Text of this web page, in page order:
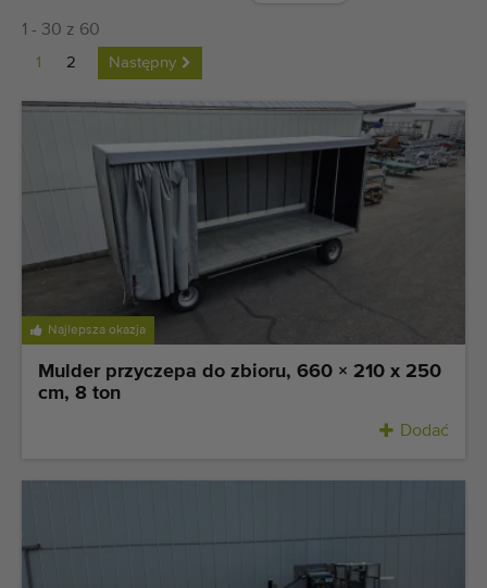
Sprzedaj swoją maszynę!
Wyszukaj według typu
Ostatnio widziany maszyny
Ostatnio dodane maszyny
Powiadomieniom o maszynach
Import maszyn
Maszyny
1 - 30 z 60
1 2 Następny
Najlepsza okazja
Mulder przyczepa do zbioru, 660 × 210 x 250
cm, 8 ton
Dodać